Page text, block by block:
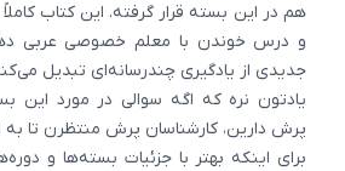
هم در این بسته قرار گرفته. این کتاب
و درس خوندن با معلم خصوصی عربی
جدیدی از یادگیری چندرسانه‌ای تبدیل
یادتون نره که اگه سوالی در مورد این
پرش دارین، کارشناسان پرش منتظرن تا
برای اینکه بهتر با جزئیات بسته‌ها و